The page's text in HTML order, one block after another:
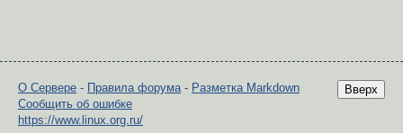
Вверх
О Сервере - Правила форума- Разметка Markdown
Сообщить об ошибке
https://www.linux.org.ru/